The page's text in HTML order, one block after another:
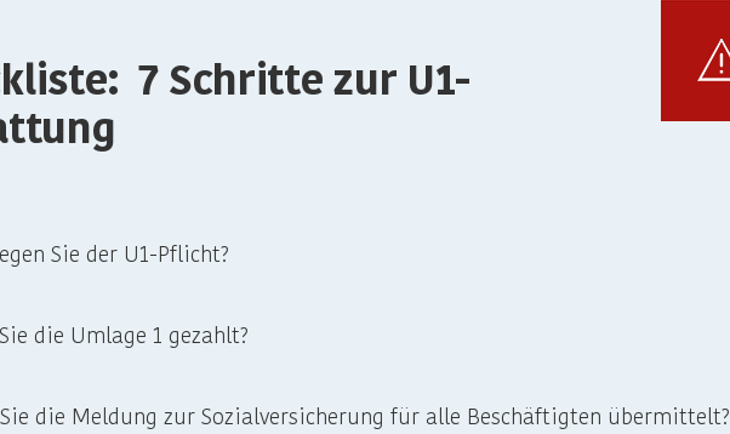
7 Schritte zur U1-
Sie der U1-Pflicht?
die Umlage 1 gezahlt?
die Meldung zur Sozialversicherung für alle Beschäftigten übermittelt?